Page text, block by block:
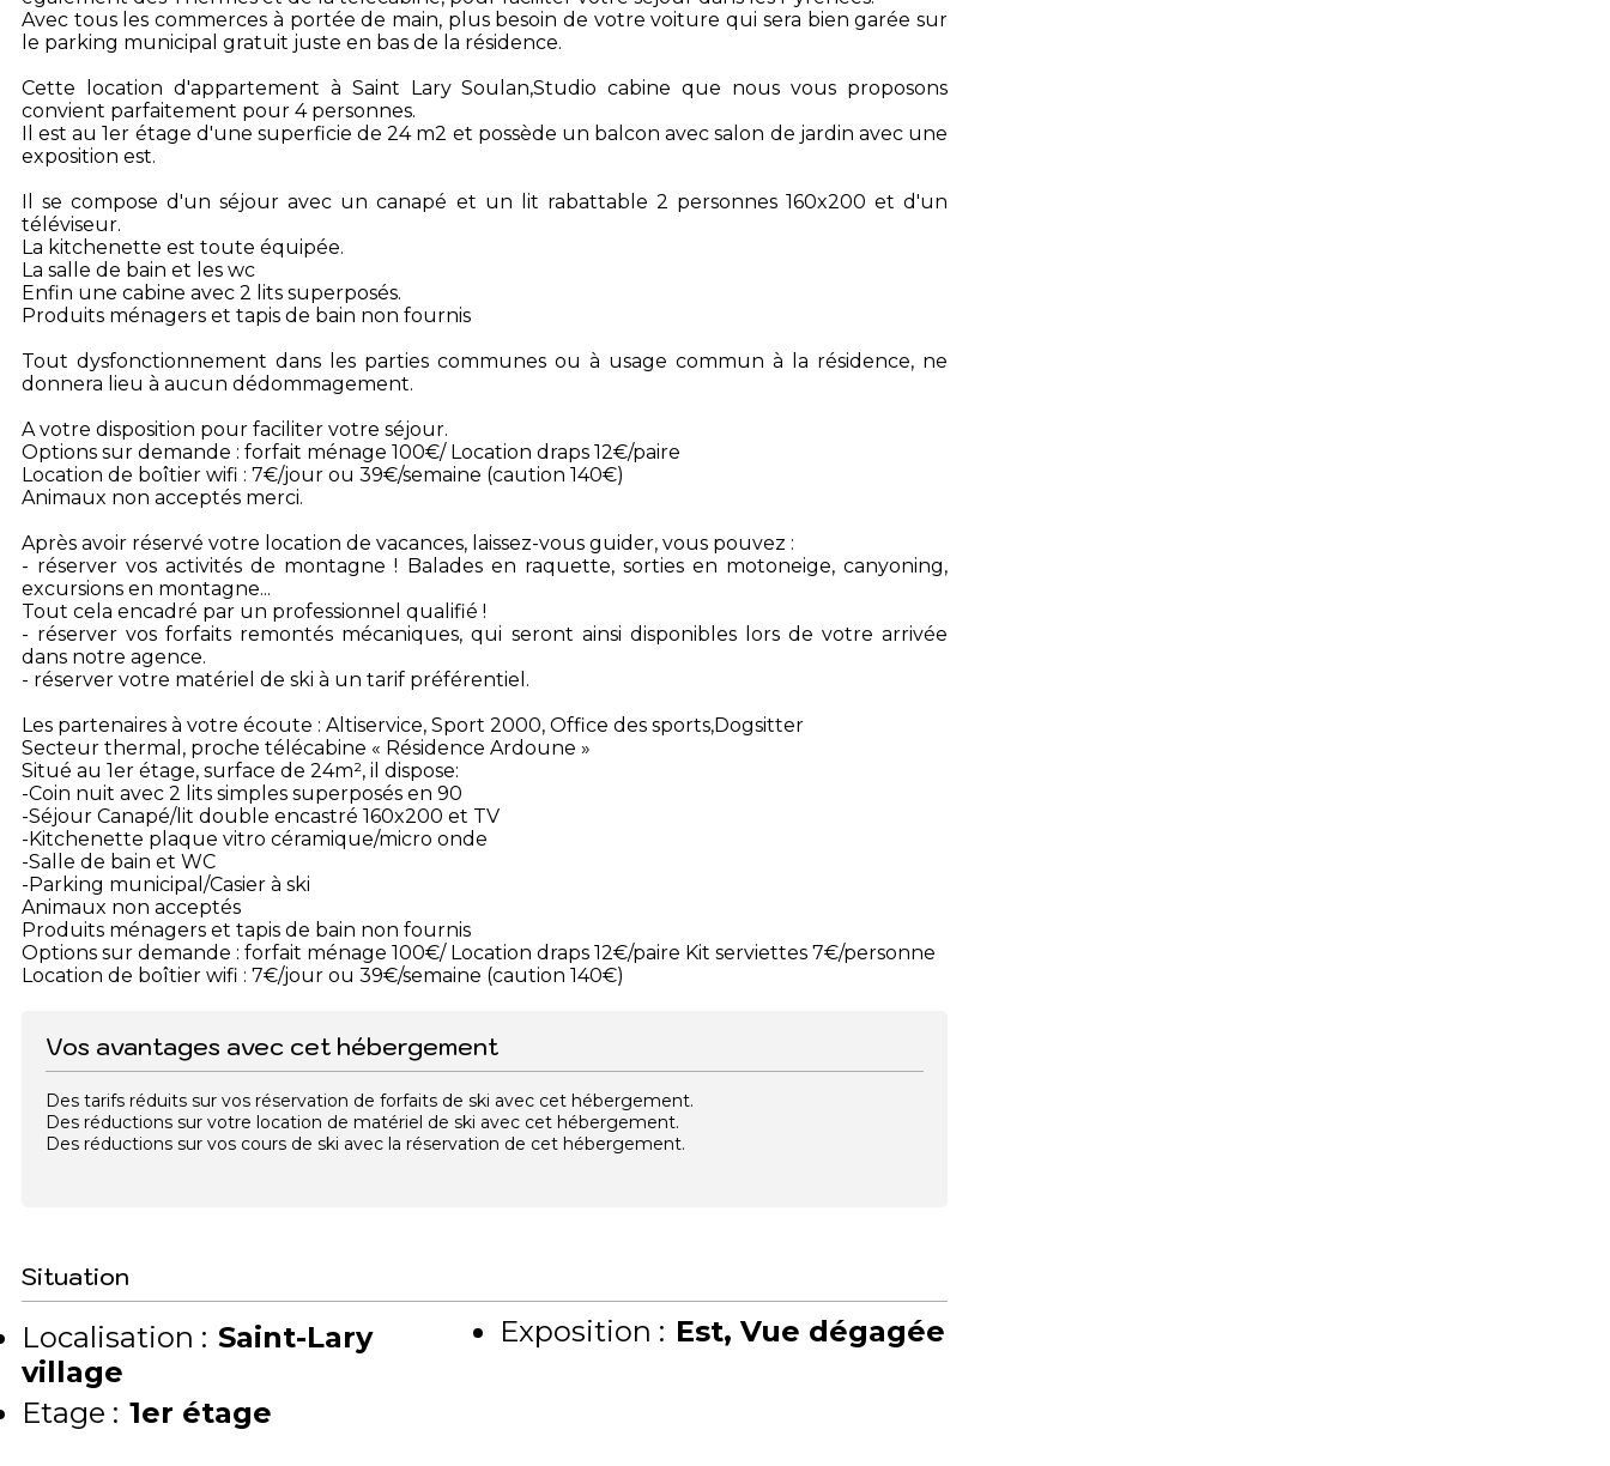
Avec tous les commerces à portée de main, plus besoin de votre voiture qui sera bien garée sur
le parking municipal gratuit juste en bas de la résidence.
Cette location d'appartement à Saint Lary Soulan,Studio cabine que nous vous proposons
convient parfaitement pour 4 personnes.
Il est au 1er étage d'une superficie de 24 m2 et possède un balcon avec salon de jardin avec une
exposition est.
Il se compose d'un séjour avec un canapé et un lit rabattable 2 personnes 160x200 et d'un
téléviseur.
La kitchenette est toute équipée.
La salle de bain et les wc
Enfin une cabine avec 2 lits superposés.
Produits ménagers et tapis de bain non fournis
Tout dysfonctionnement dans les parties communes ou à usage commun à la résidence, ne
donnera lieu à aucun dédommagement.
A votre disposition pour faciliter votre séjour.
Options sur demande : forfait ménage 100€/ Location draps 12€/paire
Location de boîtier wifi : 7€/jour ou 39€/semaine (caution 140€)
Animaux non acceptés merci.
Après avoir réservé votre location de vacances, laissez-vous guider, vous pouvez :
- réserver vos activités de montagne ! Balades en raquette, sorties en motoneige, canyoning,
excursions en montagne...
Tout cela encadré par un professionnel qualifié !
- réserver vos forfaits remontés mécaniques, qui seront ainsi disponibles lors de votre arrivée
dans notre agence.
- réserver votre matériel de ski à un tarif préférentiel.
Les partenaires à votre écoute : Altiservice, Sport 2000, Office des sports,Dogsitter
Secteur thermal, proche télécabine « Résidence Ardoune »
Situé au 1er étage, surface de 24m², il dispose:
-Coin nuit avec 2 lits simples superposés en 90
-Séjour Canapé/lit double encastré 160x200 et TV
-Kitchenette plaque vitro céramique/micro onde
-Salle de bain et WC
-Parking municipal/Casier à ski
Animaux non acceptés
Produits ménagers et tapis de bain non fournis
Options sur demande : forfait ménage 100€/ Location draps 12€/paire Kit serviettes 7€/personne
Location de boîtier wifi : 7€/jour ou 39€/semaine (caution 140€)
Vos avantages avec cet hébergement
Des tarifs réduits sur vos réservation de forfaits de ski avec cet hébergement.
Des réductions sur votre location de matériel de ski avec cet hébergement.
Des réductions sur vos cours de ski avec la réservation de cet hébergement.
Situation
Localisation : Saint-Lary
village
Etage : 1er étage
Exposition : Est Vue dégagée